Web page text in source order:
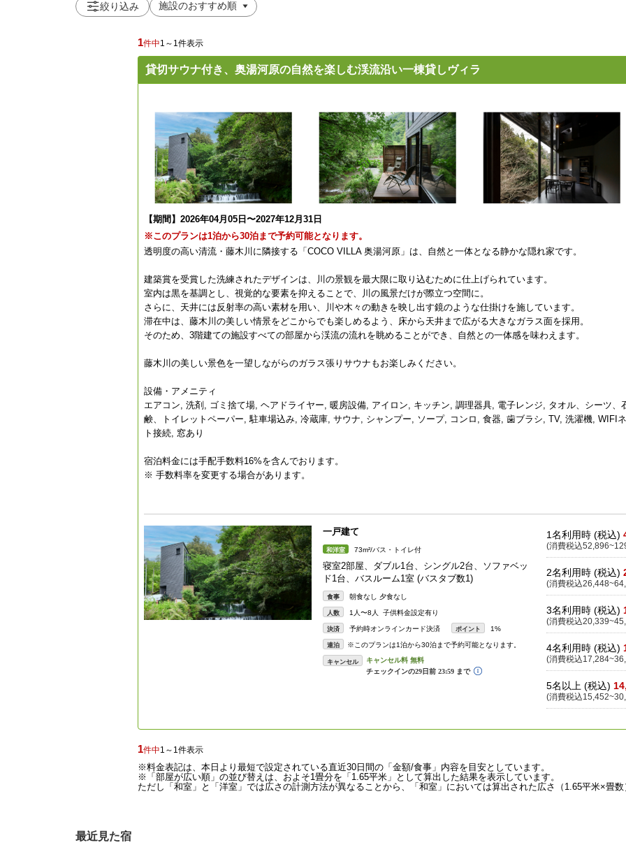
絞り込み
1件中1～1件表示
貸切サウナ付き、奥湯河原の自然を楽しむ渓流沿い一棟貸しヴィラ
【期間】2026年04月05日〜2027年12月31日
※このプランは1泊から30泊まで予約可能となります。
透明度の高い清流・藤木川に隣接する「COCO VILLA 奥湯河原」は、自然と一体となる静かな隠れ家です。
建築賞を受賞した洗練されたデザインは、川の景観を最大限に取り込むために仕上げられています。
室内は黒を基調とし、視覚的な要素を抑えることで、川の風景だけが際立つ空間に。
さらに、天井には反射率の高い素材を用い、川や木々の動きを映し出す鏡のような仕掛けを施しています。
滞在中は、藤木川の美しい情景をどこからでも楽しめるよう、床から天井まで広がる大きなガラス面を採用。
そのため、3階建ての施設すべての部屋から渓流の流れを眺めることができ、自然との一体感を味わえます。
藤木川の美しい景色を一望しながらのガラス張りサウナもお楽しみください。
設備・アメニティ
エアコン, 洗剤, ゴミ捨て場, ヘアドライヤー, 暖房設備, アイロン, キッチン, 調理器具, 電子レンジ, タオル、シーツ、
鹸、トイレットペーパー, 駐車場込み, 冷蔵庫, サウナ, シャンプー, ソープ, コンロ, 食器, 歯ブラシ, TV, 洗濯機, WIFI
ト接続, 窓あり
宿泊料金には手配手数料16%を含んでおります。
※ 手数料率を変更する場合があります。
一戸建て
和洋室 73m²/バス・トイレ付
寝室2部屋、ダブル1台、シングル2台、ソファベッ
ド1台、バスルーム1室 (バスタブ数1)
食事 朝食なし 夕食なし
人数 1人〜8人 子供料金設定有り
決済 予約時オンラインカード決済 ポイント 1%
連泊 ※このプランは1泊から30泊まで予約可能となります。
キャンセル
1名利用時 (税込)
(消費税込
2名利用時 (税込)
(消費税込
3名利用時 (税込)
(消費税込
4名利用時 (税込)
(消費税込
5名以上 (税込)
(消費税込
1件中1～1件表示
※料金表記は、本日より最短で設定されている直近30日間の「金額/食事」内容を目安としています。
※「部屋が広い順」の並び替えは、およそ1畳分を「1.65平米」として算出した結果を表示しています。
ただし「和室」と「洋室」では広さの計測方法が異なることから、「和室」においては算出された広さ（1.65平米×畳
最近見た宿